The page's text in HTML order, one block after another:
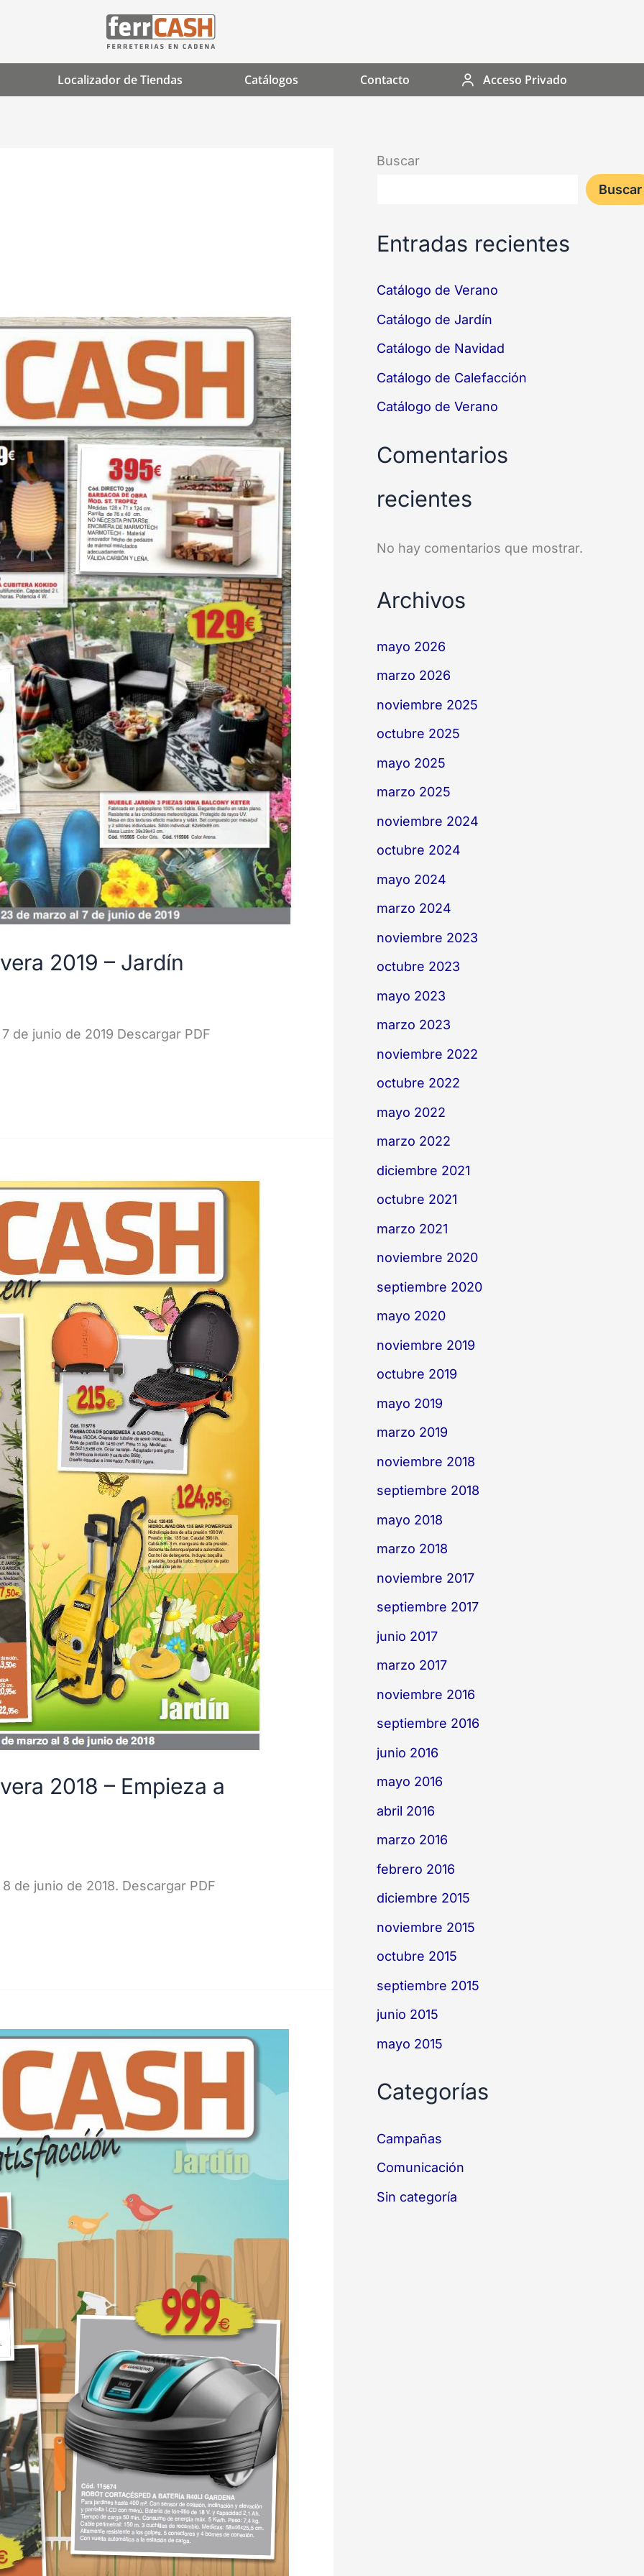
Localizador de Tiendas Catálogos Contacto Acceso Privado
2019 – Jardín
de junio de 2019 Descargar PDF
2018 – Empieza a
de junio de 2018. Descargar PDF
Buscar
Buscar
Entradas recientes
Catálogo de Verano
Catálogo de Jardín
Catálogo de Navidad
Catálogo de Calefacción
Catálogo de Verano
Comentarios
recientes
No hay comentarios que mostrar.
Archivos
mayo 2026
marzo 2026
noviembre 2025
octubre 2025
mayo 2025
marzo 2025
noviembre 2024
octubre 2024
mayo 2024
marzo 2024
noviembre 2023
octubre 2023
mayo 2023
marzo 2023
noviembre 2022
octubre 2022
mayo 2022
marzo 2022
diciembre 2021
octubre 2021
marzo 2021
noviembre 2020
septiembre 2020
mayo 2020
noviembre 2019
octubre 2019
mayo 2019
marzo 2019
noviembre 2018
septiembre 2018
mayo 2018
marzo 2018
noviembre 2017
septiembre 2017
junio 2017
marzo 2017
noviembre 2016
septiembre 2016
junio 2016
mayo 2016
abril 2016
marzo 2016
febrero 2016
diciembre 2015
noviembre 2015
octubre 2015
septiembre 2015
junio 2015
mayo 2015
Categorías
Campañas
Comunicación
Sin categoría